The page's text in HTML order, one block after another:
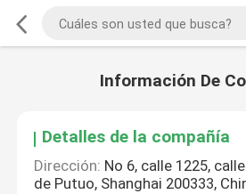
Información De
Detalles de la compañía
Dirección: No 6, calle 1225,
de Putuo, Shanghai 200333,